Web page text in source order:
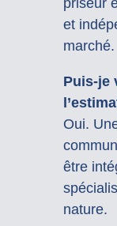
priseur
et
marché.
Puis-je
Oui.
être
nature.